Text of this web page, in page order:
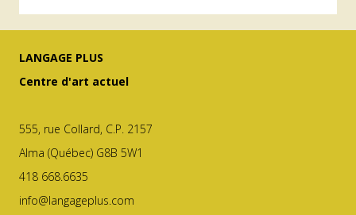
LANGAGE PLUS
Centre d'art actuel
555, rue Collard, C.P. 2157
Alma (Québec) G8B 5W1
418 668.6635
info@langageplus.com